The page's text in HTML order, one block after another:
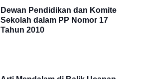
Dewan Pendidikan dan Komite
Sekolah dalam PP Nomor 17
Tahun 2010